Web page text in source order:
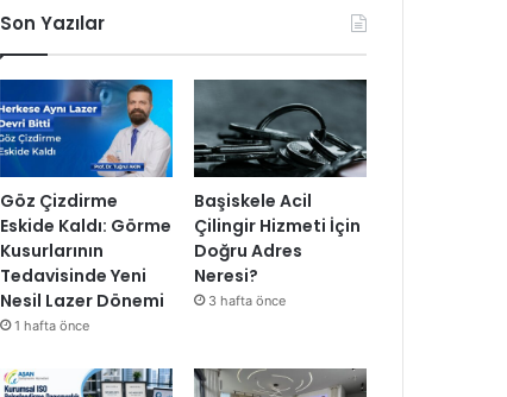
Son Yazılar
Göz Çizdirme
Eskide Kaldı: Görme
Kusurlarının
Tedavisinde Yeni
Nesil Lazer Dönemi
1 hafta önce
Başiskele Acil
Çilingir Hizmeti İçin
Doğru Adres
Neresi?
3 hafta önce